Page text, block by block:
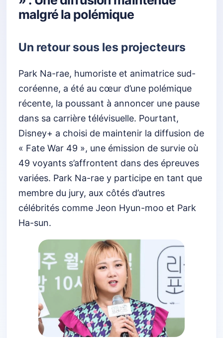
malgré la polémique
Un retour sous les projecteurs
Park Na-rae, humoriste et animatrice sud-
coréenne, a été au cœur d’une polémique
récente, la poussant à annoncer une pause
dans sa carrière télévisuelle. Pourtant,
Disney+ a choisi de maintenir la diffusion de
« Fate War 49 », une émission de survie où
49 voyants s’affrontent dans des épreuves
variées. Park Na-rae y participe en tant que
membre du jury, aux côtés d’autres
célébrités comme Jeon Hyun-moo et Park
Ha-sun.